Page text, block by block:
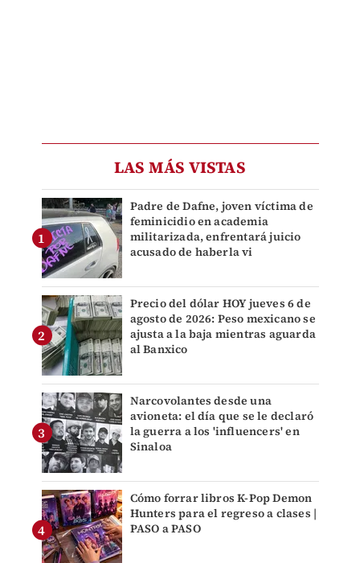
LAS MÁS VISTAS
Padre de Dafne, joven víctima de
feminicidio en academia
militarizada, enfrentará juicio
acusado de haberla vi
Precio del dólar HOY jueves 6 de
agosto de 2026: Peso mexicano se
ajusta a la baja mientras aguarda
al Banxico
Narcovolantes desde una
avioneta: el día que se le declaró
la guerra a los 'influencers' en
Sinaloa
Cómo forrar libros K-Pop Demon
Hunters para el regreso a clases |
PASO a PASO